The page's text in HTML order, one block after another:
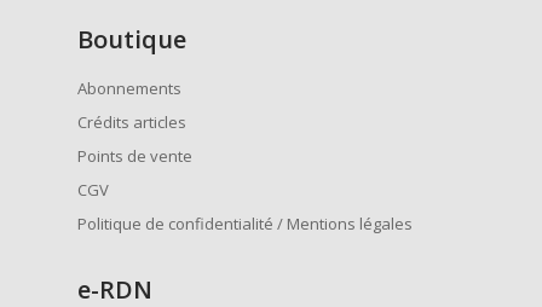
Boutique
Abonnements
Crédits articles
Points de vente
CGV
Politique de confidentialité / Mentions légales
e-RDN